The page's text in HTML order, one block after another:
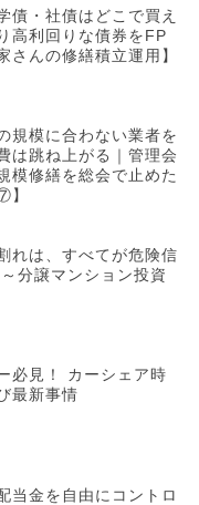
債・社債はどこで買え
高利回りな債券をFP
さんの修繕積立運用】
規模に合わない業者を
は跳ね上がる｜管理会
模修繕を総会で止めた
】
れは、すべてが危険信
分譲マンション投資
必見！ カーシェア時
最新事情
当金を自由にコントロ